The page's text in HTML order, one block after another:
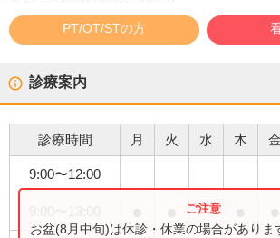
PT/OT/STの方
診療案内
診療時間 月 火 水 木 金
9:00〜12:00
お盆(8月中旬)は休診・休業の場合がありま